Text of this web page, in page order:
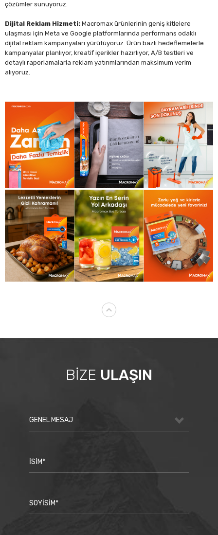
çözümler sunuyoruz.
Dijital Reklam Hizmeti: Macromax ürünlerinin geniş kitlelere
ulaşması için Meta ve Google platformlarında performans odaklı
dijital reklam kampanyaları yürütüyoruz. Ürün bazlı hedeflemelerle
kampanyalar planlıyor, kreatif içerikler hazırlıyor, A/B testleri ve
detaylı raporlamalarla reklam yatırımlarından maksimum verim
alıyoruz.
BİZE ULAŞIN